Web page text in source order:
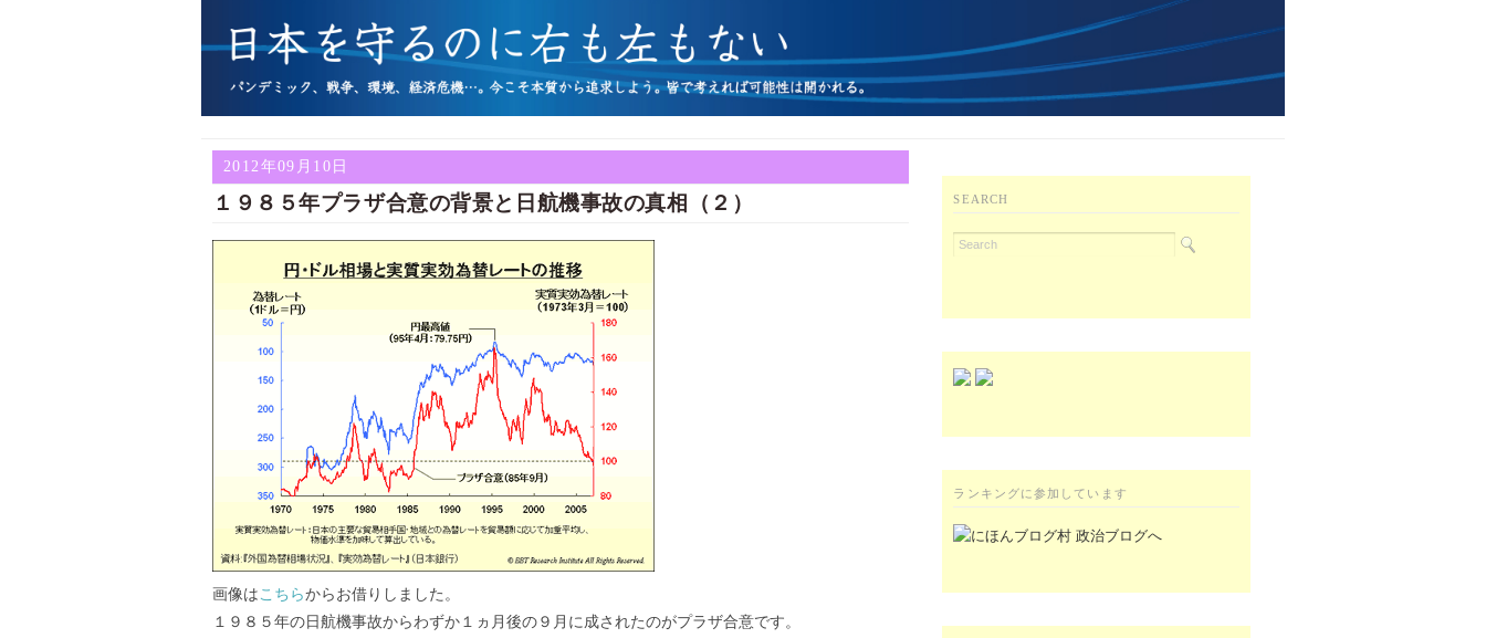
2012年09月10日
１９８５年プラザ合意の背景と日航機事故の真相（２）
画像はこちらからお借りしました。
１９８５年の日航機事故からわずか１ヵ月後の９月に成されたのがプラザ合意です。
SEARCH
ランキングに参加しています